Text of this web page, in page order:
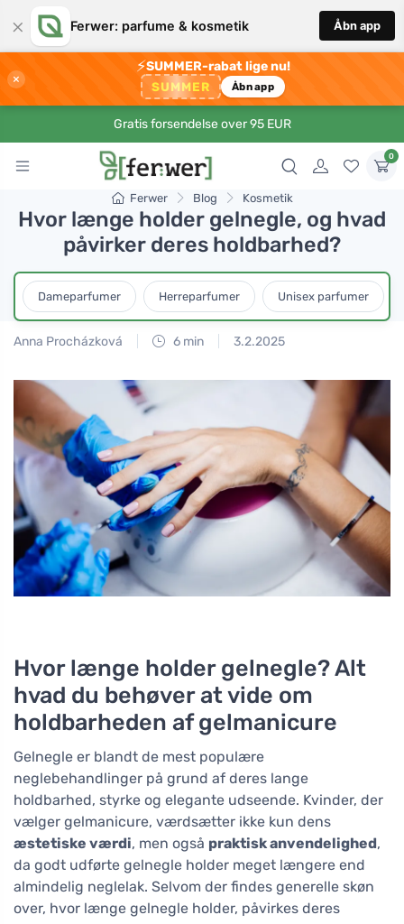
× Ferwer: parfume & kosmetik Åbn app
×
⚡SUMMER-rabat lige nu!
SUMMER Åbn app
Gratis forsendelse over 95 EUR
0
Ferwer Blog Kosmetik
Hvor længe holder gelnegle, og hvad
påvirker deres holdbarhed?
Dameparfumer Herreparfumer Unisex parfumer
Anna Procházková 6 min 3.2.2025
Hvor længe holder gelnegle? Alt
hvad du behøver at vide om
holdbarheden af gelmanicure
Gelnegle er blandt de mest populære
neglebehandlinger på grund af deres lange
holdbarhed, styrke og elegante udseende. Kvinder, der
vælger gelmanicure, værdsætter ikke kun dens
æstetiske værdi, men også praktisk anvendelighed,
da godt udførte gelnegle holder meget længere end
almindelig neglelak. Selvom der findes generelle skøn
over, hvor længe gelnegle holder, påvirkes deres